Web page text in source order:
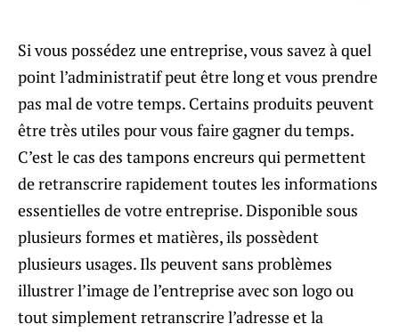
Si vous possédez une entreprise, vous savez à quel
point l’administratif peut être long et vous prendre
pas mal de votre temps. Certains produits peuvent
être très utiles pour vous faire gagner du temps.
C’est le cas des tampons encreurs qui permettent
de retranscrire rapidement toutes les informations
essentielles de votre entreprise. Disponible sous
plusieurs formes et matières, ils possèdent
plusieurs usages. Ils peuvent sans problèmes
illustrer l’image de l’entreprise avec son logo ou
tout simplement retranscrire l’adresse et la